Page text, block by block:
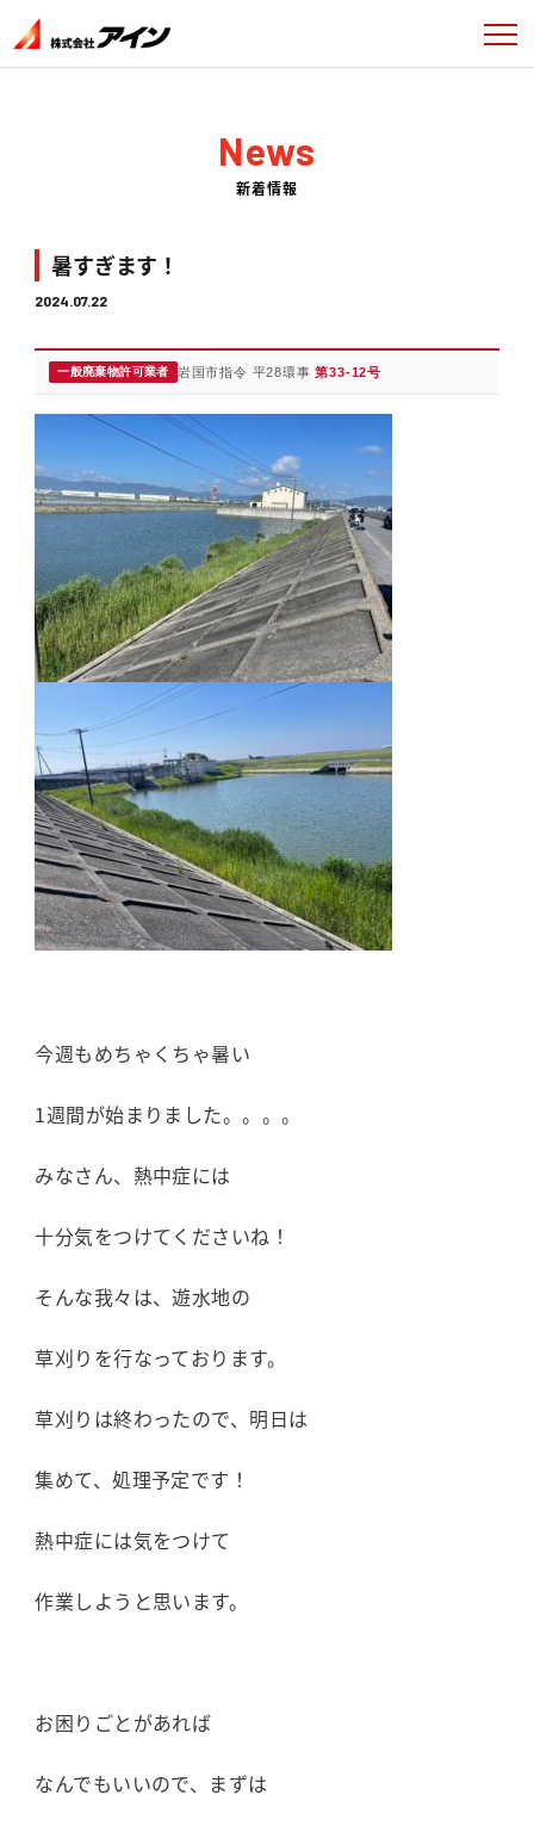
News
新着情報
暑すぎます！
2024.07.22
一般廃棄物許可業者 岩国市指令 平28環事第33-12号
今週もめちゃくちゃ暑い
1週間が始まりました。。。。
みなさん、熱中症には
十分気をつけてくださいね！
そんな我々は、遊水地の
草刈りを行なっております。
草刈りは終わったので、明日は
集めて、処理予定です！
熱中症には気をつけて
作業しようと思います。
お困りごとがあれば
なんでもいいので、まずは